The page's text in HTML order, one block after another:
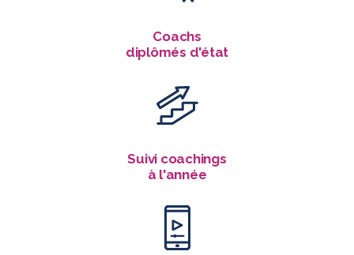
Coachs
diplômés d'état
Suivi coachings
à l'année